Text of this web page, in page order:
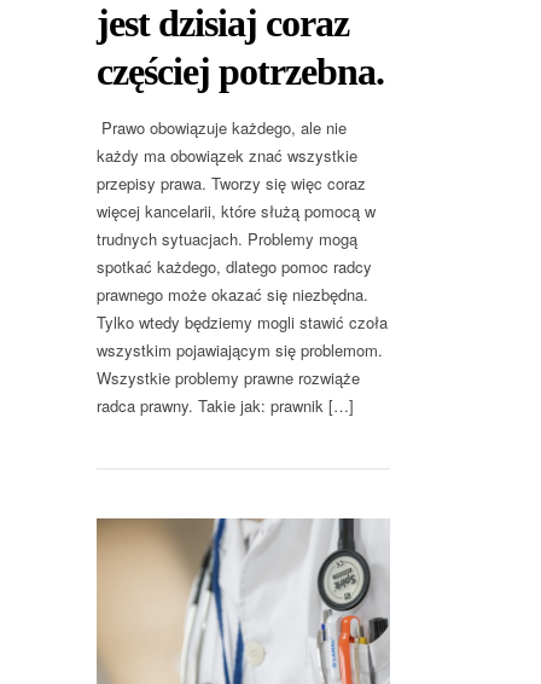
jest dzisiaj coraz
częściej potrzebna.
Prawo obowiązuje każdego, ale nie
każdy ma obowiązek znać wszystkie
przepisy prawa. Tworzy się więc coraz
więcej kancelarii, które służą pomocą w
trudnych sytuacjach. Problemy mogą
spotkać każdego, dlatego pomoc radcy
prawnego może okazać się niezbędna.
Tylko wtedy będziemy mogli stawić czoła
wszystkim pojawiającym się problemom.
Wszystkie problemy prawne rozwiąże
radca prawny. Takie jak: prawnik […]